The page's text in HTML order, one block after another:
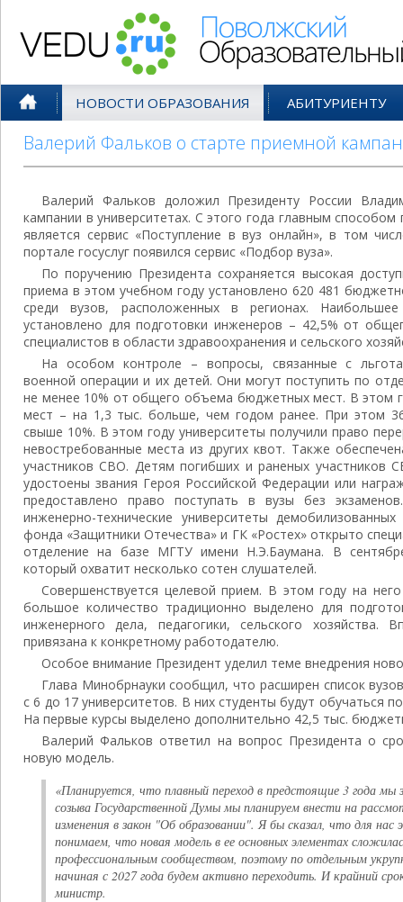
НОВОСТИ ОБРАЗОВАНИЯ АБИТУРИЕНТУ
Валерий Фальков о старте приемной
Валерий Фальков доложил Президенту России
кампании в университетах. С этого года главным
является сервис «Поступление в вуз онлайн», в том
портале госуслуг появился сервис «Подбор вуза».
По поручению Президента сохраняется высокая
приема в этом учебном году установлено 620 481
среди вузов, расположенных в регионах.
установлено для подготовки инженеров – 42,5% от
специалистов в области здравоохранения и сельского
На особом контроле – вопросы, связанные с
военной операции и их детей. Они могут поступить по
не менее 10% от общего объема бюджетных мест. В этом
мест – на 1,3 тыс. больше, чем годом ранее. При этом
свыше 10%. В этом году университеты получили право
невостребованные места из других квот. Также
участников СВО. Детям погибших и раненых участников
удостоены звания Героя Российской Федерации или
предоставлено право поступать в вузы без
инженерно-технические университеты
фонда «Защитники Отечества» и ГК «Ростех» открыто
отделение на базе МГТУ имени Н.Э.Баумана. В
который охватит несколько сотен слушателей.
Совершенствуется целевой прием. В этом году на
большое количество традиционно выделено для
инженерного дела, педагогики, сельского хозяйства.
привязана к конкретному работодателю.
Особое внимание Президент уделил теме внедрения
Глава Минобрнауки сообщил, что расширен список
с 6 до 17 университетов. В них студенты будут обучаться
На первые курсы выделено дополнительно 42,5 тыс.
Валерий Фальков ответил на вопрос Президента о
новую модель.
«Планируется, что плавный переход в предстоящие 3 года
созыва Государственной Думы мы планируем внести на
изменения в закон "Об образовании". Я бы сказал, что для
понимаем, что новая модель в ее основных элементах
профессиональным сообществом, поэтому по отдельным
начиная с 2027 года будем активно переходить. И крайний
министр.